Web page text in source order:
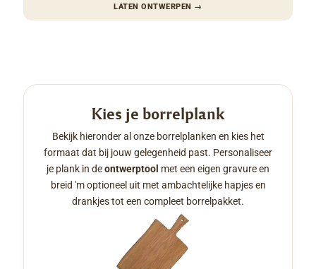
LATEN ONTWERPEN →
Kies je borrelplank
Bekijk hieronder al onze borrelplanken en kies het
formaat dat bij jouw gelegenheid past. Personaliseer
je plank in deontwerptool met een eigen gravure en
breid 'm optioneel uit met ambachtelijke hapjes en
drankjes tot een compleet borrelpakket.